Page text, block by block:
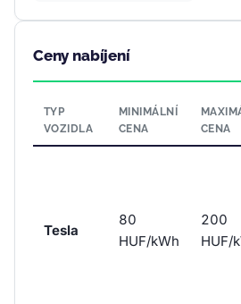
Ceny nabíjení
TYP
VOZIDLA
MINIMÁLNÍ
CENA
CENA
Tesla
80
HUF/kWh
200
HUF/